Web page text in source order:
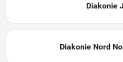
Diakonie
Diakonie Nord